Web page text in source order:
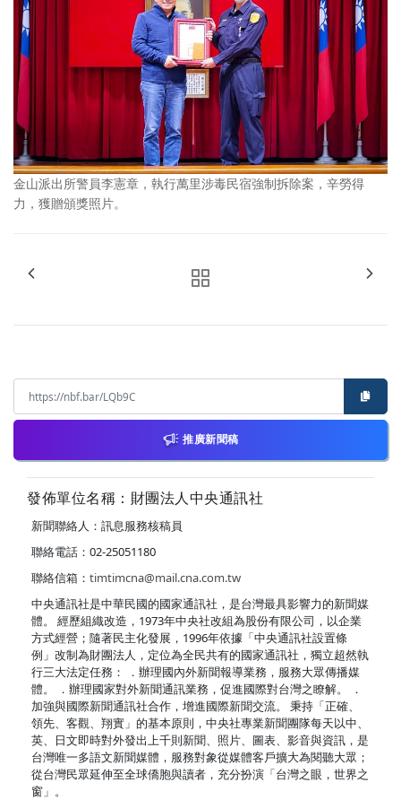
金山派出所警員李憲章，執行萬里涉毒民宿強制拆除案，辛勞得
力，獲贈頒獎照片。
推廣新聞稿
發佈單位名稱：財團法人中央通訊社
新聞聯絡人：訊息服務核稿員
聯絡電話：02-25051180
聯絡信箱： timtimcna@mail.cna.com.tw
中央通訊社是中華民國的國家通訊社，是台灣最具影響力的新聞媒
體。 經歷組織改造，1973年中央社改組為股份有限公司，以企業
方式經營；隨著民主化發展，1996年依據「中央通訊社設置條
例」改制為財團法人，定位為全民共有的國家通訊社，獨立超然執
行三大法定任務： ．辦理國內外新聞報導業務，服務大眾傳播媒
體。 ．辦理國家對外新聞通訊業務，促進國際對台灣之瞭解。 ．
加強與國際新聞通訊社合作，增進國際新聞交流。 秉持「正確、
領先、客觀、翔實」的基本原則，中央社專業新聞團隊每天以中、
英、日文即時對外發出上千則新聞、照片、圖表、影音與資訊，是
台灣唯一多語文新聞媒體，服務對象從媒體客戶擴大為閱聽大眾；
從台灣民眾延伸至全球僑胞與讀者，充分扮演「台灣之眼，世界之
窗」。